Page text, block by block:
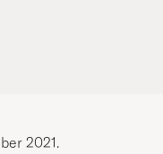
2021.